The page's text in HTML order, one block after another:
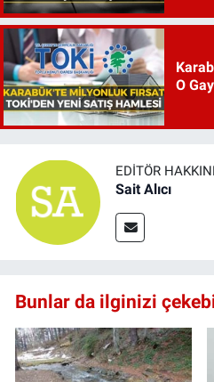
O
EDITÖR
Sait Alıcı
Bunlar da ilginizi